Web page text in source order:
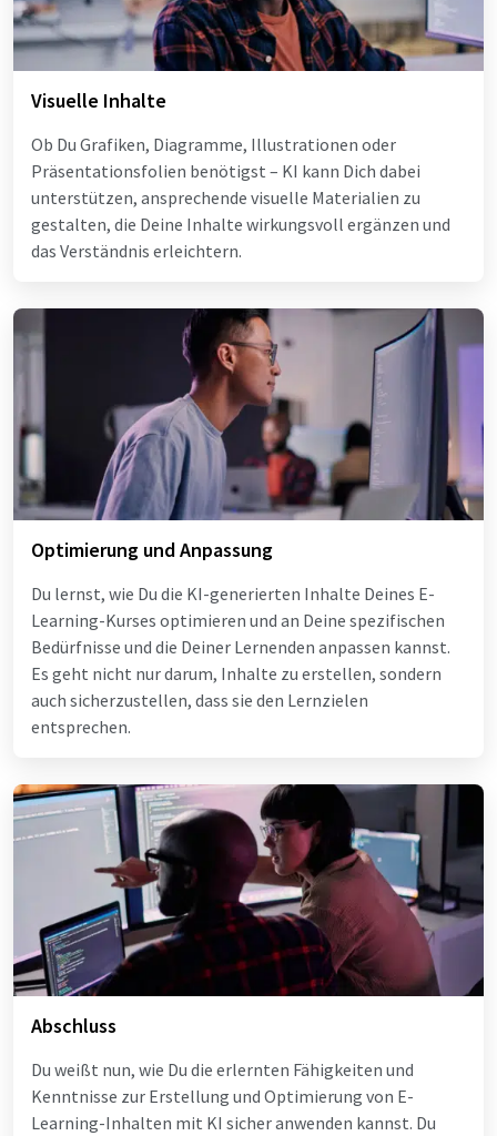
Visuelle Inhalte
Ob Du Grafiken, Diagramme, Illustrationen oder
Präsentationsfolien benötigst – KI kann Dich dabei
unterstützen, ansprechende visuelle Materialien zu
gestalten, die Deine Inhalte wirkungsvoll ergänzen und
das Verständnis erleichtern.
Optimierung und Anpassung
Du lernst, wie Du die KI-generierten Inhalte Deines E-
Learning-Kurses optimieren und an Deine spezifischen
Bedürfnisse und die Deiner Lernenden anpassen kannst.
Es geht nicht nur darum, Inhalte zu erstellen, sondern
auch sicherzustellen, dass sie den Lernzielen
entsprechen.
Abschluss
Du weißt nun, wie Du die erlernten Fähigkeiten und
Kenntnisse zur Erstellung und Optimierung von E-
Learning-Inhalten mit KI sicher anwenden kannst. Du